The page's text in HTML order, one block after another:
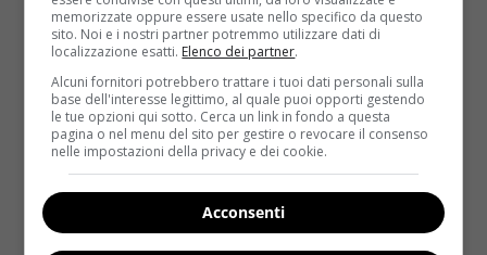
the, composta da sostanze naturali, altamente
energizzante, da consumare dopo un’infusione di 7-
14 minuti.Un piccolo segreto di bellezza svelato in
precedenza dalla Canalis…
memorizzate oppure essere usate nello specifico da questo
sito. Noi e i nostri partner potremmo utilizzare dati di
localizzazione esatti. Elenco dei partner.
Alcuni fornitori potrebbero trattare i tuoi dati personali sulla
base dell'interesse legittimo, al quale puoi opporti gestendo
le tue opzioni qui sotto. Cerca un link in fondo a questa
pagina o nel menu del sito per gestire o revocare il consenso
nelle impostazioni della privacy e dei cookie.
Acconsenti